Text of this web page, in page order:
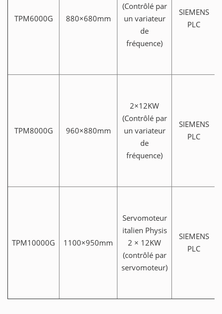
TPM6000G 880×680mm
(Contrôlé par
un variateur
de
fréquence)
SIEMENS
PLC
TPM8000G 960×880mm
2×12KW
(Contrôlé par
un variateur
de
fréquence)
SIEMENS
PLC
TPM10000G 1100×950mm
Servomoteur
italien Physis
2 × 12KW
(contrôlé par
servomoteur)
SIEMENS
PLC